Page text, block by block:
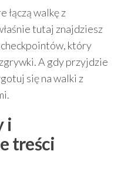
łączą walkę z
tutaj znajdziesz
który
A gdy przyjdzie
się na walki z
i
treści